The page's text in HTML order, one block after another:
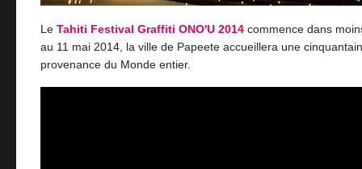
Le Tahiti Festival Graffiti ONO'U 2014 commence dans
au 11 mai 2014, la ville de Papeete accueillera une
provenance du Monde entier.